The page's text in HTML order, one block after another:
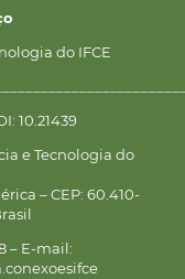
do IFCE
10.21439
e Tecnologia do
– CEP: 60.410-
– E-mail: